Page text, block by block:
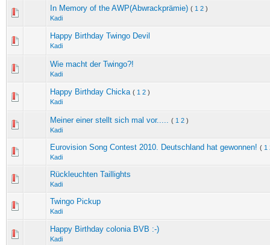
In Memory of the AWP(Abwrackprämie) ( 1 2 )
Kadi
Happy Birthday Twingo Devil
Kadi
Wie macht der Twingo?!
Kadi
Happy Birthday Chicka ( 1 2 )
Kadi
Meiner einer stellt sich mal vor..... ( 1 2 )
Kadi
Eurovision Song Contest 2010. Deutschland hat gewonnen! ( 1
Kadi
Rückleuchten Taillights
Kadi
Twingo Pickup
Kadi
Happy Birthday colonia BVB :-)
Kadi